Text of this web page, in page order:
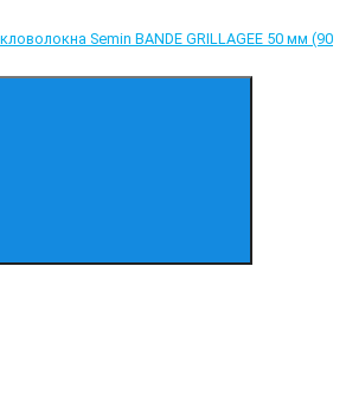
Semin BANDE GRILLAGEE 50 мм (90